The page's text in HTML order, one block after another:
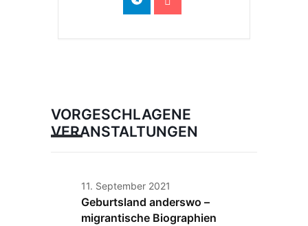
VORGESCHLAGENE
VERANSTALTUNGEN
11. September 2021
Geburtsland anderswo –
migrantische Biographien